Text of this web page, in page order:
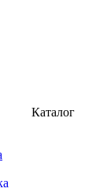
Каталог